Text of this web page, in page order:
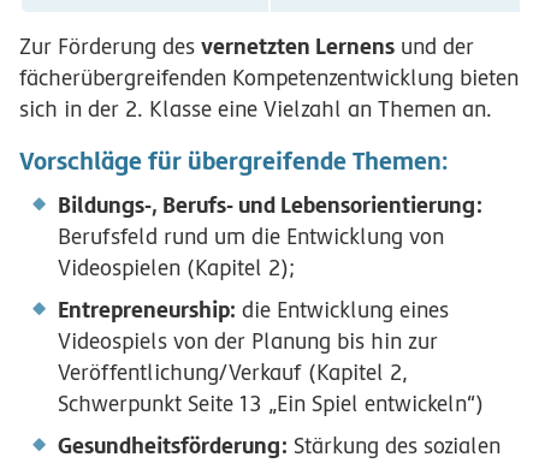
Zur Förderung des vernetzten Lernens und der
fächerübergreifenden Kompetenzentwicklung bieten
sich in der 2. Klasse eine Vielzahl an Themen an.
Vorschläge für übergreifende Themen:
Bildungs-, Berufs- und Lebensorientierung:
Berufsfeld rund um die Entwicklung von
Videospielen (Kapitel 2);
Entrepreneurship: die Entwicklung eines
Videospiels von der Planung bis hin zur
Veröffentlichung/Verkauf (Kapitel 2,
Schwerpunkt Seite 13 „Ein Spiel entwickeln“)
Gesundheitsförderung: Stärkung des sozialen